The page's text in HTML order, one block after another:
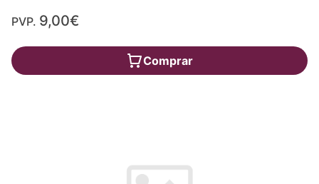
PVP. 9,00€
Comprar